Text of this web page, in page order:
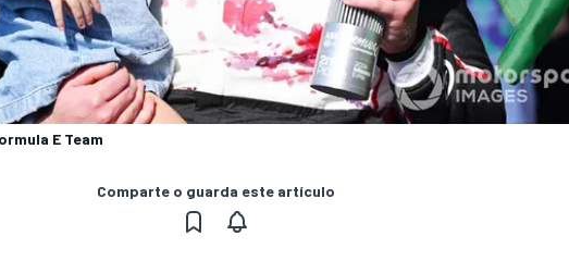
E Team
Comparte o guarda este artículo